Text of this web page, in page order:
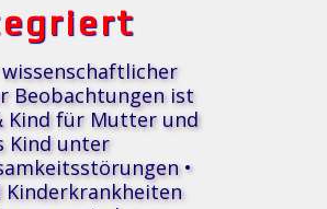
Beobachtungen ist
Kind für Mutter und
Kind unter
•